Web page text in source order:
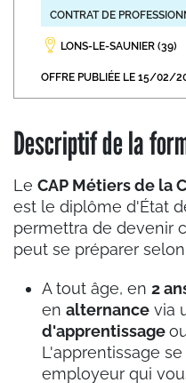
CONTRAT DE
LONS-LE-SAUNIER (39)
OFFRE PUBLIÉE LE 15/02/
Descriptif de la
Le CAP Métiers de la
est le diplôme d'État
permettra de devenir
peut se préparer
A tout âge, en 2
en alternance via
d'apprentissage
L'apprentissage
employeur qui